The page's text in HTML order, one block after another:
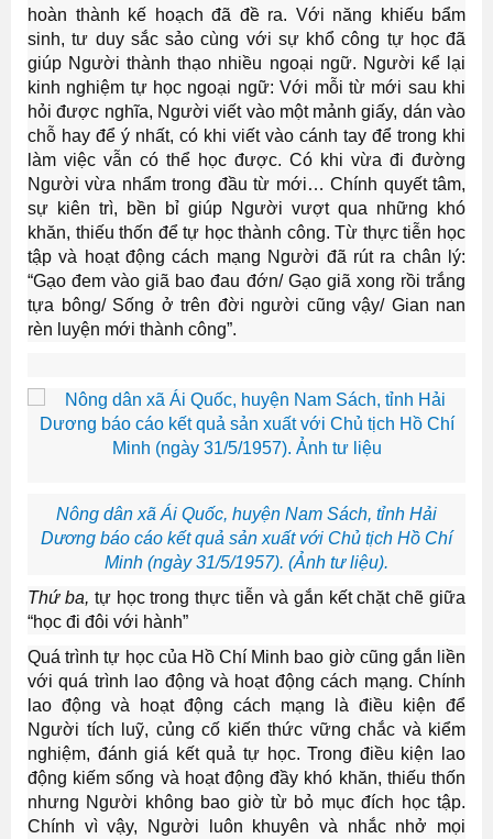
hoàn thành kế hoạch đã đề ra. Với năng khiếu bẩm
sinh, tư duy sắc sảo cùng với sự khổ công tự học đã
giúp Người thành thạo nhiều ngoại ngữ. Người kể lại
kinh nghiệm tự học ngoại ngữ: Với mỗi từ mới sau khi
hỏi được nghĩa, Người viết vào một mảnh giấy, dán vào
chỗ hay để ý nhất, có khi viết vào cánh tay để trong khi
làm việc vẫn có thể học được. Có khi vừa đi đường
Người vừa nhẩm trong đầu từ mới… Chính quyết tâm,
sự kiên trì, bền bỉ giúp Người vượt qua những khó
khăn, thiếu thốn để tự học thành công. Từ thực tiễn học
tập và hoạt động cách mạng Người đã rút ra chân lý:
“Gạo đem vào giã bao đau đớn/ Gạo giã xong rồi trắng
tựa bông/ Sống ở trên đời người cũng vậy/ Gian nan
rèn luyện mới thành công”.
Nông dân xã Ái Quốc, huyện Nam Sách, tỉnh Hải
Dương báo cáo kết quả sản xuất với Chủ tịch Hồ Chí
Minh (ngày 31/5/1957). (Ảnh tư liệu).
Thứ ba, tự học trong thực tiễn và gắn kết chặt chẽ giữa
“học đi đôi với hành”
Quá trình tự học của Hồ Chí Minh bao giờ cũng gắn liền
với quá trình lao động và hoạt động cách mạng. Chính
lao động và hoạt động cách mạng là điều kiện để
Người tích luỹ, củng cố kiến thức vững chắc và kiểm
nghiệm, đánh giá kết quả tự học. Trong điều kiện lao
động kiếm sống và hoạt động đầy khó khăn, thiếu thốn
nhưng Người không bao giờ từ bỏ mục đích học tập.
Chính vì vậy, Người luôn khuyên và nhắc nhở mọi